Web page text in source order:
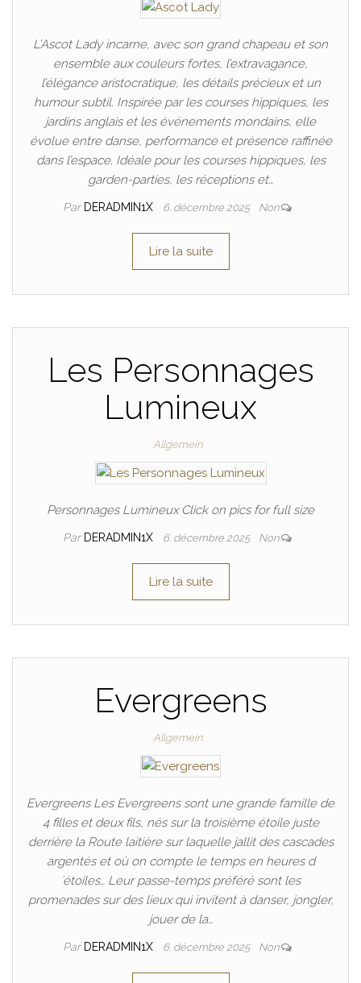
L’Ascot Lady incarne, avec son grand chapeau et son
ensemble aux couleurs fortes, l’extravagance,
l’élégance aristocratique, les détails précieux et un
humour subtil. Inspirée par les courses hippiques, les
jardins anglais et les événements mondains, elle
évolue entre danse, performance et présence raffinée
dans l’espace. Idéale pour les courses hippiques, les
garden-parties, les réceptions et…
Par DERADMIN1X 6. décembre 2025 Non
Lire la suite
Les Personnages
Lumineux
Allgemein
Personnages Lumineux Click on pics for full size
Par DERADMIN1X 6. décembre 2025 Non
Lire la suite
Evergreens
Allgemein
Evergreens Les Evergreens sont une grande famille de
4 filles et deux fils, nés sur la troisième étoile juste
derrière la Route laitière sur laquelle jallit des cascades
argentés et où on compte le temps en heures d
´étoiles… Leur passe-temps préféré sont les
promenades sur des lieux qui invitent à danser, jongler,
jouer de la…
Par DERADMIN1X 6. décembre 2025 Non